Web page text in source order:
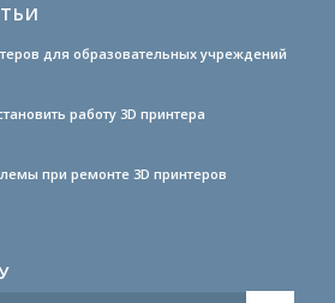
для образовательных учреждений
работу 3D принтера
при ремонте 3D принтеров